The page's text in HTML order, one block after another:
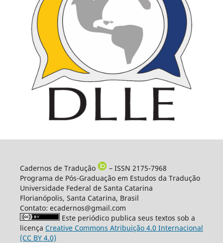
Cadernos de Tradução
– ISSN 2175-7968
Programa de Pós-Graduação em Estudos da Tradução
Universidade Federal de Santa Catarina
Florianópolis, Santa Catarina, Brasil
Contato: ecadernos@gmail.com
Este periódico publica seus textos sob a
licença Creative Commons Atribuição 4.0 Internacional
(CC BY 4.0)